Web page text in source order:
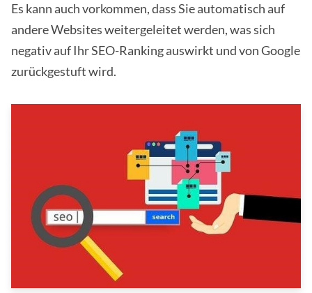
Es kann auch vorkommen, dass Sie automatisch auf
andere Websites weitergeleitet werden, was sich
negativ auf Ihr SEO-Ranking auswirkt und von Google
zurückgestuft wird.